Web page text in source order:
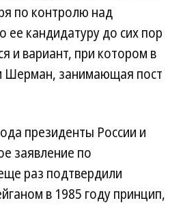
по контролю над
кандидатуру до сих пор
и вариант, при котором в
Шерман, занимающая пост
президенты России и
заявление по
раз подтвердили
в 1985 году принцип,